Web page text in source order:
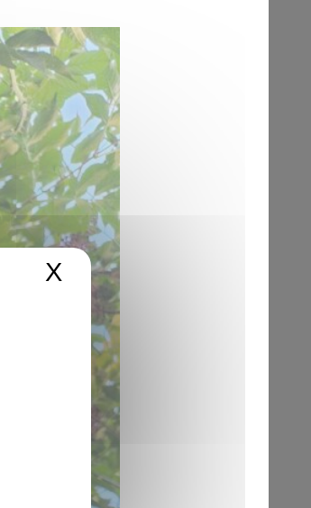
X Masquer le